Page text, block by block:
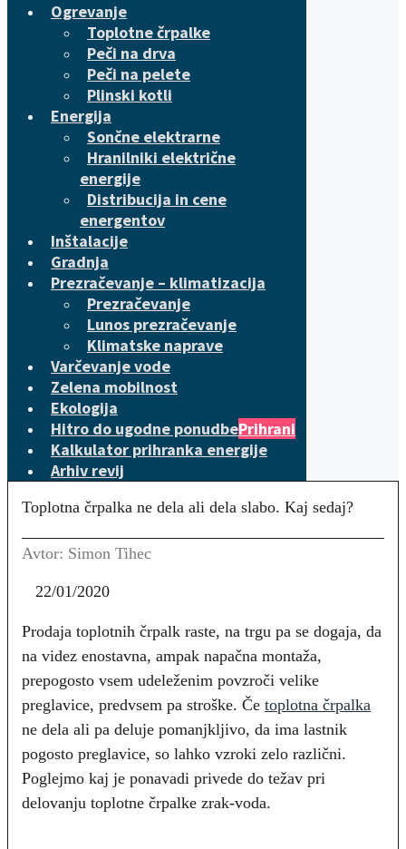
Ogrevanje
Toplotne črpalke
Peči na drva
Peči na pelete
Plinski kotli
Energija
Sončne elektrarne
Hranilniki električne
energije
Distribucija in cene
energentov
Inštalacije
Gradnja
Prezračevanje – klimatizacija
Prezračevanje
Lunos prezračevanje
Klimatske naprave
Varčevanje vode
Zelena mobilnost
Ekologija
Hitro do ugodne ponudbePrihrani
Kalkulator prihranka energije
Arhiv revij
Toplotna črpalka ne dela ali dela slabo. Kaj sedaj?
Avtor: Simon Tihec
22/01/2020
Prodaja toplotnih črpalk raste, na trgu pa se dogaja, da
na videz enostavna, ampak napačna montaža,
prepogosto vsem udeleženim povzroči velike
preglavice, predvsem pa stroške. Če toplotna črpalka
ne dela ali pa deluje pomanjkljivo, da ima lastnik
pogosto preglavice, so lahko vzroki zelo različni.
Poglejmo kaj je ponavadi privede do težav pri
delovanju toplotne črpalke zrak-voda.